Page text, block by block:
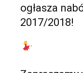
ogłasza
2017/2018!